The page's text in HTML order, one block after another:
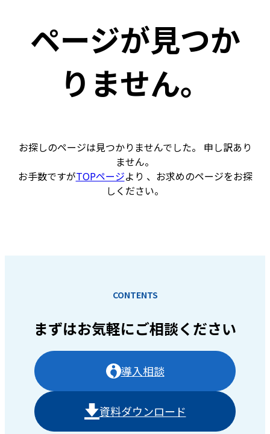
ページが見つか
りません。
お探しのページは見つかりませんでした。 申し訳あり
ません。
お手数ですがTOPページより 、お求めのページをお探
しください。
CONTENTS
まずはお気軽にご相談ください
導入相談
資料ダウンロード